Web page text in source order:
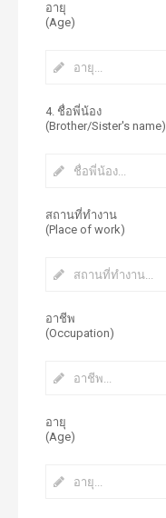
อายุ
(Age)
4. ชื่อพี่น้อง
(Brother/Sister's name)
สถานที่ทำงาน
(Place of work)
อาชีพ
(Occupation)
อายุ
(Age)